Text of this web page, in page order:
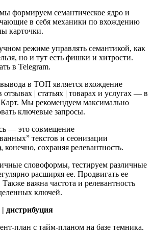
формируем семантическое ядро и
в себя механики по вхождению
карточки.
режиме управлять семантикой, как
но и тут есть фишки и хитрости.
в Telegram.
в ТОП является вхождение
| статьях | товарах и услугах — в
Карт. Мы рекомендуем максимально
ключевые запросы.
— это совмещение
текстов и сеонизации
сохраняя релевантность.
словоформы, тестируем различные
расширяя ее. Продвигать ее
важна частота и релевантность
ключей.
дистрибуция
план с тайм-планом на базе темника.